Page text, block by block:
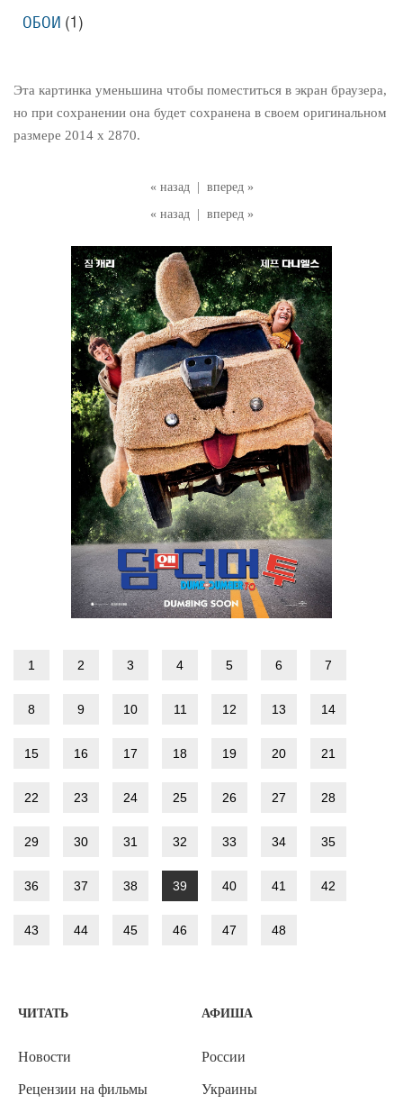
« назад
вперед »
« назад
вперед »
Эта картинка уменьшина чтобы поместиться в экран браузера,
но при сохранении она будет сохранена в своем оригинальном
размере 2014 x 2870.
1 2 3 4 5 6 7
8 9 10 11 12 13 14
15 16 17 18 19 20 21
22 23 24 25 26 27 28
29 30 31 32 33 34 35
36 37 38 39 40 41 42
43 44 45 46 47 48
ОБОИ (1)
ЧИТАТЬ
Новости
Рецензии на фильмы
АФИША
России
Украины